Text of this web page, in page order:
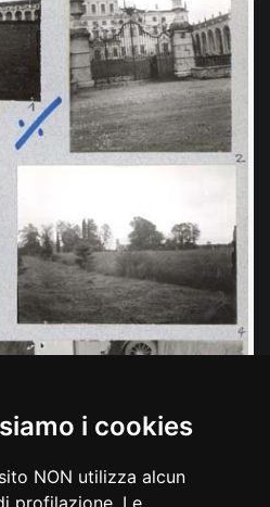
i cookies
NON utilizza alcun
profilazione. Le